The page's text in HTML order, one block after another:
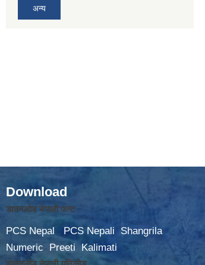
अन्य
Download
डाउनलोड नेपाली फन्ट
PCS Nepal PCS Nepali
Shangrila
Numeric
Preeti Kalimati